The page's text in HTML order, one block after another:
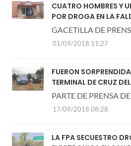
CUATRO HOMBRES Y
POR DROGA EN LA
GACETILLA DE
01/09/2018 11:27
FUERON
TERMINAL DE CRUZ
PARTE DE PRENSA
17/09/2018 08:28
LA FPA SECUESTRO